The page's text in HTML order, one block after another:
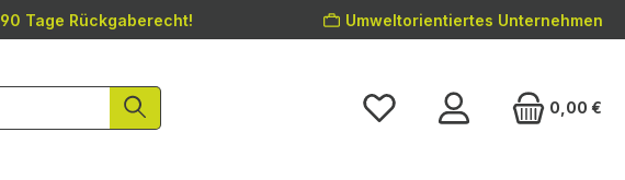
90 Tage Rückgaberecht! Umweltorientiertes Unternehmen
0,00 €